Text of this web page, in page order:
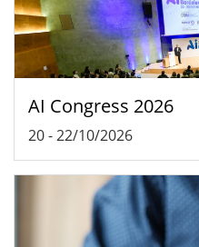
AI Congress 2026
20-22/10/2026